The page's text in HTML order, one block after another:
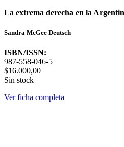
La extrema derecha en la
Sandra McGee Deutsch
ISBN/ISSN:
987-558-046-5
$16.000,00
Sin stock
Ver ficha completa